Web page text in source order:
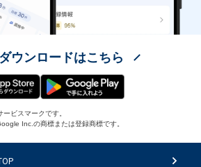
ウンロードはこちら
ビスマークです。
Inc.の商標または登録商標です。